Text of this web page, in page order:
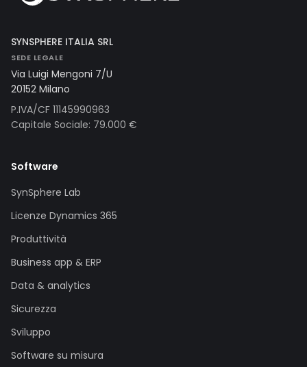
SYNSPHERE ITALIA SRL
SEDE LEGALE
Via Luigi Mengoni 7/U
20152 Milano
P.IVA/CF 11145990963
Capitale Sociale: 79.000 €
Software
SynSphere Lab
Licenze Dynamics 365
Produttività
Business app & ERP
Data & analytics
Sicurezza
Sviluppo
Software su misura